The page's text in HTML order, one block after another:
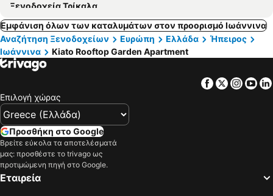
Ξενοδοχεία Τρίκαλα
Εμφάνιση όλων των καταλυμάτων στον προορισμό Ιωάννινα
Αναζήτηση Ξενοδοχείων
Ευρώπη Ελλάδα
Ήπειρος
Ιωάννινα
Kiato Rooftop Garden Apartment
Facebook
Twitter
Επιλογή χώρας
Προσθήκη στο Google
Βρείτε εύκολα τα αποτελέσματά
μας: προσθέστε το trivago ως
προτιμώμενη πηγή στο Google.
Εταιρεία